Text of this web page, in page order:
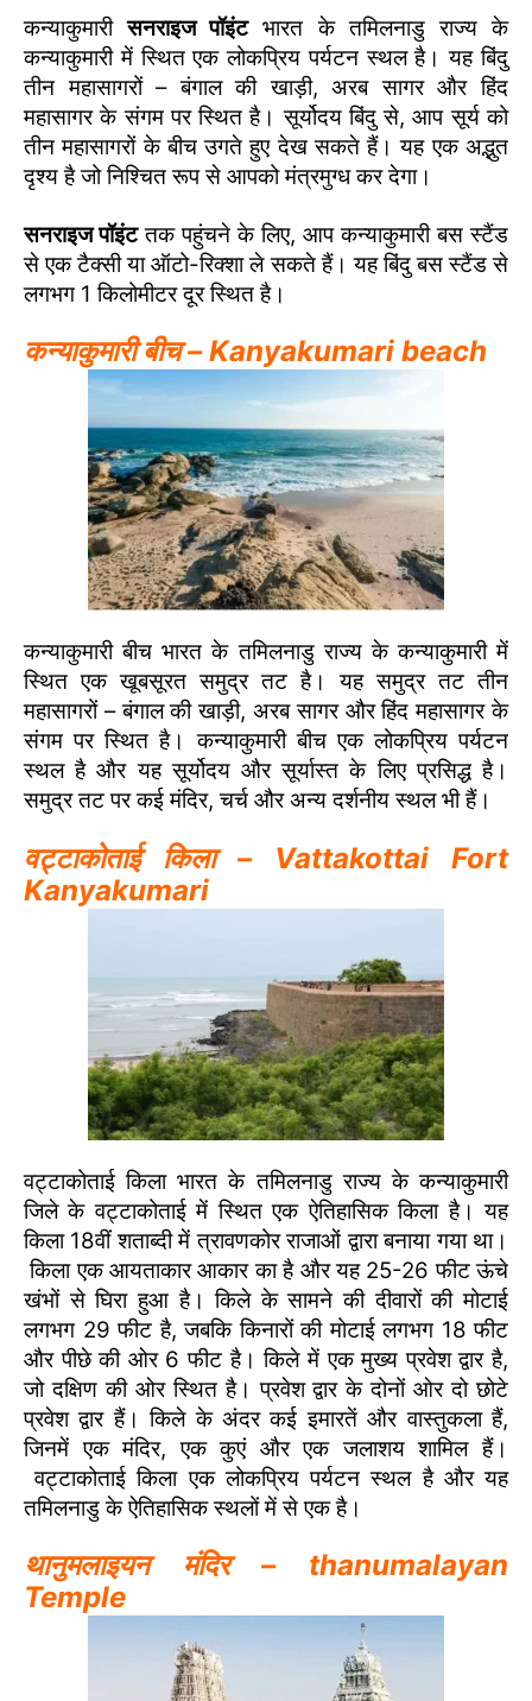
कन्याकुमारीसनराइज पॉइंटभारत के तमिलनाडु राज्य के
कन्याकुमारी में स्थित एक लोकप्रिय पर्यटन स्थल है। यह बिंदु
तीन महासागरों – बंगाल की खाड़ी, अरब सागर और हिंद
महासागर के संगम पर स्थित है। सूर्योदय बिंदु से, आप सूर्य को
तीन महासागरों के बीच उगते हुए देख सकते हैं। यह एक अद्भुत
दृश्य है जो निश्चित रूप से आपको मंत्रमुग्ध कर देगा।
सनराइज पॉइंटतक पहुंचने के लिए, आप कन्याकुमारी बस स्टैंड
से एक टैक्सी या ऑटो-रिक्शा ले सकते हैं। यह बिंदु बस स्टैंड से
लगभग 1 किलोमीटर दूर स्थित है।
कन्याकुमारी बीच – Kanyakumari beach
कन्याकुमारी बीच भारत के तमिलनाडु राज्य के कन्याकुमारी में
स्थित एक खूबसूरत समुद्र तट है। यह समुद्र तट तीन
महासागरों – बंगाल की खाड़ी, अरब सागर और हिंद महासागर के
संगम पर स्थित है। कन्याकुमारी बीच एक लोकप्रिय पर्यटन
स्थल है और यह सूर्योदय और सूर्यास्त के लिए प्रसिद्ध है।
समुद्र तट पर कई मंदिर, चर्च और अन्य दर्शनीय स्थल भी हैं।
वट्टाकोताई किला – Vattakottai Fort
Kanyakumari
वट्टाकोताई किला भारत के तमिलनाडु राज्य के कन्याकुमारी
जिले के वट्टाकोताई में स्थित एक ऐतिहासिक किला है। यह
किला 18वीं शताब्दी में त्रावणकोर राजाओं द्वारा बनाया गया था।
किला एक आयताकार आकार का है और यह 25-26 फीट ऊंचे
खंभों से घिरा हुआ है। किले के सामने की दीवारों की मोटाई
लगभग 29 फीट है, जबकि किनारों की मोटाई लगभग 18 फीट
और पीछे की ओर 6 फीट है। किले में एक मुख्य प्रवेश द्वार है,
जो दक्षिण की ओर स्थित है। प्रवेश द्वार के दोनों ओर दो छोटे
प्रवेश द्वार हैं। किले के अंदर कई इमारतें और वास्तुकला हैं,
जिनमें एक मंदिर, एक कुएं और एक जलाशय शामिल हैं।
वट्टाकोताई किला एक लोकप्रिय पर्यटन स्थल है और यह
तमिलनाडु के ऐतिहासिक स्थलों में से एक है।
थानुमलाइयन मंदिर – thanumalayan
Temple